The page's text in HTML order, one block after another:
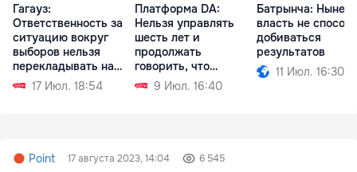
Гагауз:
Ответственность за
ситуацию вокруг
выборов нельзя
перекладывать на
автономию
17 Июл. 18:54
Платформа DA:
Нельзя управлять
шесть лет и
продолжать
говорить, что
виноват Плахотнюк
9 Июл. 16:40
Батрынча:
власть не
добиваться
результатов
11 Июл. 16:30
Point 17 августа 2023, 14:04 6 545